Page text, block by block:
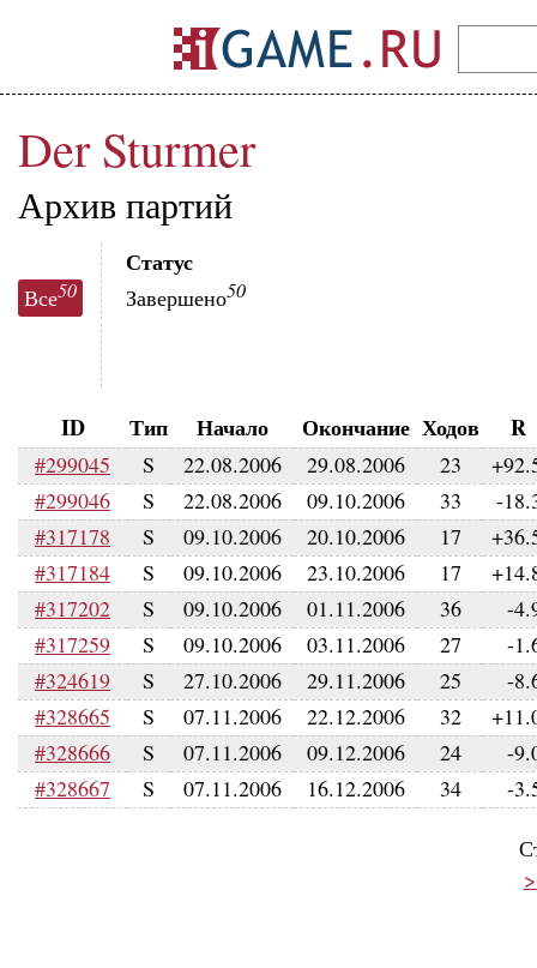
Der Sturmer
Архив партий
Все50
Статус
Завершено50
ID Тип Начало Окончание Ходов R
#299045 S 22.08.2006 29.08.2006 23
#299046
S 22.08.2006 09.10.2006 33
-
#317178
S 09.10.2006 20.10.2006 17
#317184
S 09.10.2006 23.10.2006 17
#317202
S 09.10.2006 01.11.2006 36
-
#317259
S 09.10.2006 03.11.2006 27
-
#324619
S 27.10.2006 29.11.2006 25
-
#328665
S 07.11.2006 22.12.2006 32
#328666
S 07.11.2006 09.12.2006 24
-
#328667
S 07.11.2006 16.12.2006 34 -